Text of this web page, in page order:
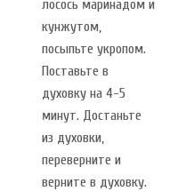
лосось маринадом и
кунжутом,
посыпьте укропом.
Поставьте в
духовку на 4-5
минут. Достаньте
из духовки,
переверните и
верните в духовку.